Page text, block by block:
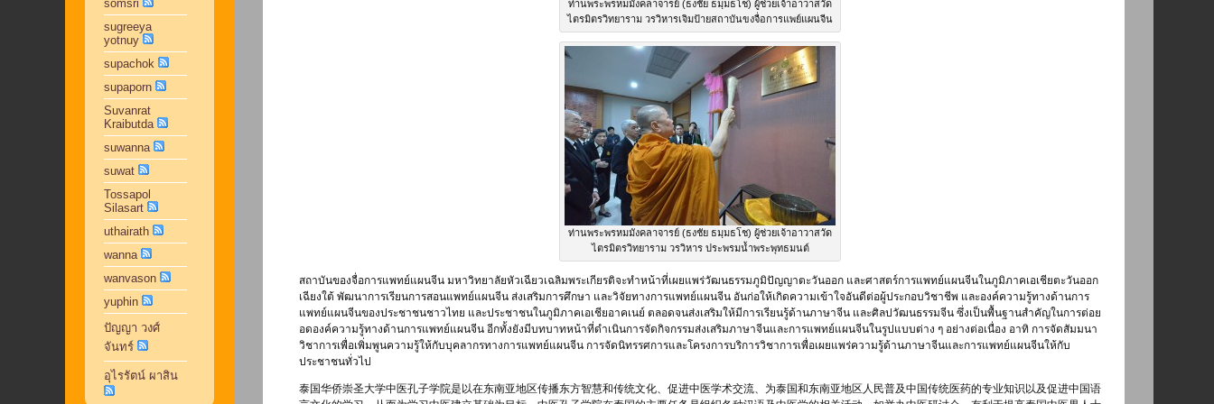
somsri
sugreeya
yotnuy
supachok
supaporn
Suvanrat
Kraibutda
suwanna
suwat
Tossapol
Silasart
uthairath
wanna
wanvason
yuphin
ปัญญา วงศ์
จันทร์
อุไรรัตน์ ผาสิน
ท่านพระพรหมมังคลาจารย์ (ธงชัย ธมฺมธโช) ผู้ช่วยเจ้าอาวาสวัด
ไตรมิตรวิทยาราม วรวิหารเจิมป้ายสถาบันขงจื่อการแพย์แผนจีน
ท่านพระพรหมมังคลาจารย์ (ธงชัย ธมฺมธโช) ผู้ช่วยเจ้าอาวาสวัด
ไตรมิตรวิทยาราม วรวิหาร ประพรมน้ำพระพุทธมนต์
สถาบันของจื่อการแพทย์แผนจีน มหาวิทยาลัยหัวเฉียวเฉลิมพระเกียรติจะทำหน้าที่เผยแพร่วัฒนธรรมภูมิปัญญาตะวันออก และศาสตร์การแพทย์แผนจีนในภูมิภาคเอเชียตะวันออก
เฉียงใต้ พัฒนาการเรียนการสอนแพทย์แผนจีน ส่งเสริมการศึกษา และวิจัยทางการแพทย์แผนจีน อันก่อให้เกิดความเข้าใจอันดีต่อผู้ประกอบวิชาชีพ และองค์ความรู้ทางด้านการ
แพทย์แผนจีนของประชาชนชาวไทย และประชาชนในภูมิภาคเอเชียอาคเนย์ ตลอดจนส่งเสริมให้มีการเรียนรู้ด้านภาษาจีน และศิลปวัฒนธรรมจีน ซึ่งเป็นพื้นฐานสำคัญในการต่อย
อดองค์ความรู้ทางด้านการแพทย์แผนจีน อีกทั้งยังมีบทบาทหน้าที่ดำเนินการจัดกิจกรรมส่งเสริมภาษาจีนและการแพทย์แผนจีนในรูปแบบต่าง ๆ อย่างต่อเนื่อง อาทิ การจัดสัมมนา
วิชาการเพื่อเพิ่มพูนความรู้ให้กับบุคลากรทางการแพทย์แผนจีน การจัดนิทรรศการและโครงการบริการวิชาการเพื่อเผยแพร่ความรู้ด้านภาษาจีนและการแพทย์แผนจีนให้กับ
ประชาชนทั่วไป
泰国华侨崇圣大学中医孔子学院是以在东南亚地区传播东方智慧和传统文化、促进中医学术交流、为泰国和东南亚地区人民普及中国传统医药的专业知识以及促进中国语